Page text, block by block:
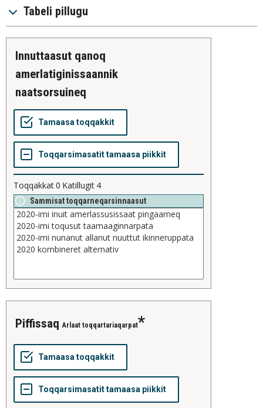
Tabeli pillugu
innuttaasut qanoq
amerlatiginissaannik
naatsorsuineq
Toqqakkat0 Katillugit 4
Sammisat toqqarneqarsinnaasut
piffissaq Arlaat toqqartariaqarpat